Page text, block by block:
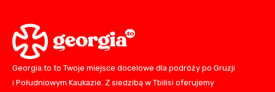
Georgia.to to Twoje miejsce docelowe dla podróży po Gruzji
i Południowym Kaukazie. Z siedzibą w Tbilisi oferujemy